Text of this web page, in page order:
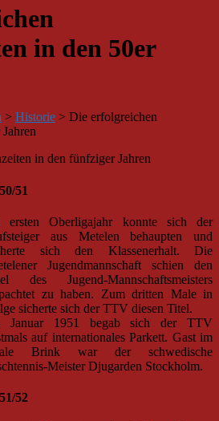
in den 50er
> Historie > Die erfolgreichen
in den fünfziger Jahren
51
ersten Oberligajahr konnte sich der
aus Metelen behaupten und
sich den Klassenerhalt. Die
Jugendmannschaft schien den
des Jugend-Mannschaftsmeisters
zu haben. Zum dritten Male in
sicherte sich der TTV diesen Titel.
Januar 1951 begab sich der TTV
auf internationales Parkett. Gast im
Brink war der schwedische
Meister Djugarden Stockholm.
52